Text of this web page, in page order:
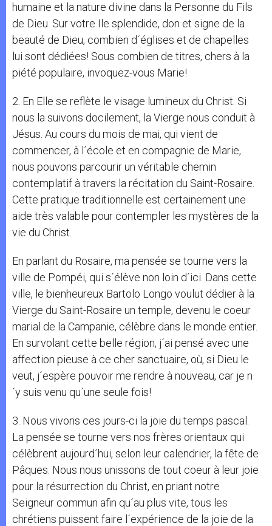
humaine et la nature divine dans la Personne du Fils
de Dieu. Sur votre Ile splendide, don et signe de la
beauté de Dieu, combien d´églises et de chapelles
lui sont dédiées! Sous combien de titres, chers à la
piété populaire, invoquez-vous Marie!
2. En Elle se reflète le visage lumineux du Christ. Si
nous la suivons docilement, la Vierge nous conduit à
Jésus. Au cours du mois de mai, qui vient de
commencer, à l´école et en compagnie de Marie,
nous pouvons parcourir un véritable chemin
contemplatif à travers la récitation du Saint-Rosaire.
Cette pratique traditionnelle est certainement une
aide très valable pour contempler les mystères de la
vie du Christ.
En parlant du Rosaire, ma pensée se tourne vers la
ville de Pompéi, qui s´élève non loin d´ici. Dans cette
ville, le bienheureux Bartolo Longo voulut dédier à la
Vierge du Saint-Rosaire un temple, devenu le coeur
marial de la Campanie, célèbre dans le monde entier.
En survolant cette belle région, j´ai pensé avec une
affection pieuse à ce cher sanctuaire, où, si Dieu le
veut, j´espère pouvoir me rendre à nouveau, car je n
´y suis venu qu´une seule fois!
3. Nous vivons ces jours-ci la joie du temps pascal.
La pensée se tourne vers nos frères orientaux qui
célèbrent aujourd´hui, selon leur calendrier, la fête de
Pâques. Nous nous unissons de tout coeur à leur joie
pour la résurrection du Christ, en priant notre
Seigneur commun afin qu´au plus vite, tous les
chrétiens puissent faire l´expérience de la joie de la